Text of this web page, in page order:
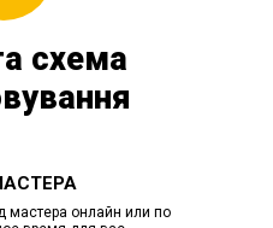
схема
мастера онлайн или по